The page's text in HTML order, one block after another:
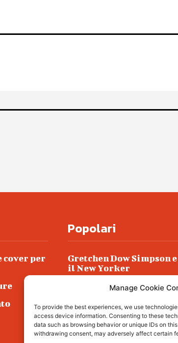
Manage Cookie
To provide the best experiences, we use
access device information. Consenting to these
data such as browsing behavior or unique IDs on
withdrawing consent, may adversely affect certain
cover per
Popolari
Gretchen Dow Simpson
il New Yorker
Ancora dossieraggi e
Podlech, il Cile lo ha
all’ergastolo
Era ubriaca…